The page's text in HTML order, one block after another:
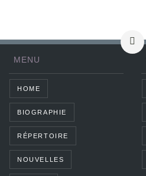
MENU
HOME
BIOGRAPHIE
RÉPERTOIRE
NOUVELLES